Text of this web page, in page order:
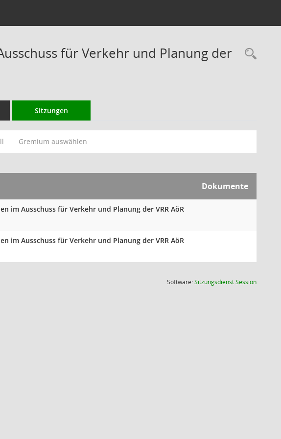
für Verkehr und Planung der
Sitzungen
Gremium auswählen
Dokumente
im Ausschuss für Verkehr und Planung der VRR AöR
im Ausschuss für Verkehr und Planung der VRR AöR
Software:SitzungsdienstSession(Wird in